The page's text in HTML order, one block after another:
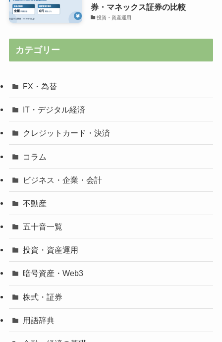
券・マネックス証券の比較
投資・資産運用
カテゴリー
FX・為替
IT・デジタル経済
クレジットカード・決済
コラム
ビジネス・企業・会計
不動産
五十音一覧
投資・資産運用
暗号資産・Web3
株式・証券
用語辞典